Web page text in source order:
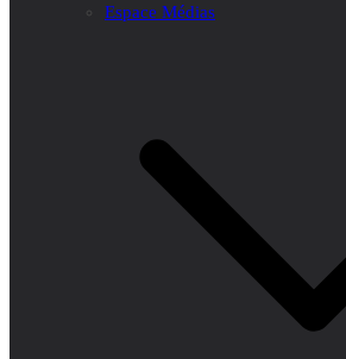
Espace Médias